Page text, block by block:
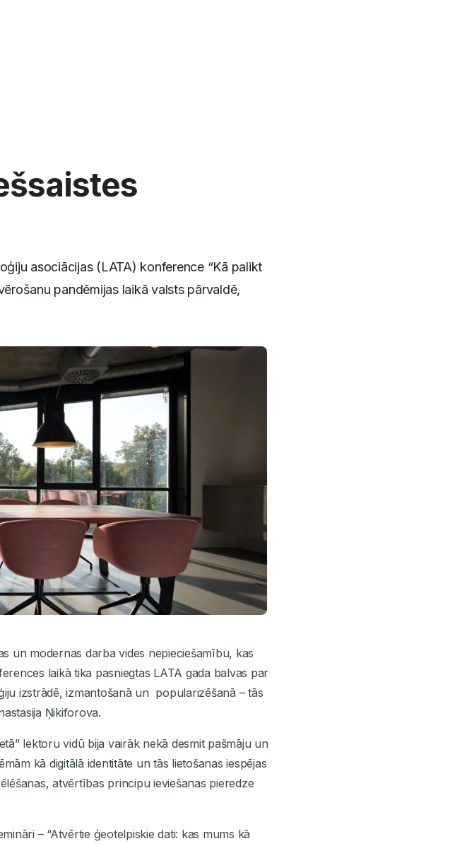
asociācijas (LATA) konference “Kā palikt
pandēmijas laikā valsts pārvaldē,
un modernas darba vides nepieciešamību, kas
laikā tika pasniegtas LATA gada balvas par
izstrādē, izmantošanā un popularizēšanā – tās
Ņikiforova.
lektoru vidū bija vairāk nekā desmit pašmāju un
kā digitālā identitāte un tās lietošanas iespējas
atvērtības principu ieviešanas pieredze
– “Atvērtie ģeotelpiskie dati: kas mums kā